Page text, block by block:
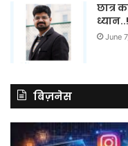
छात्र
ध्यान..!
June
बिज़नेस